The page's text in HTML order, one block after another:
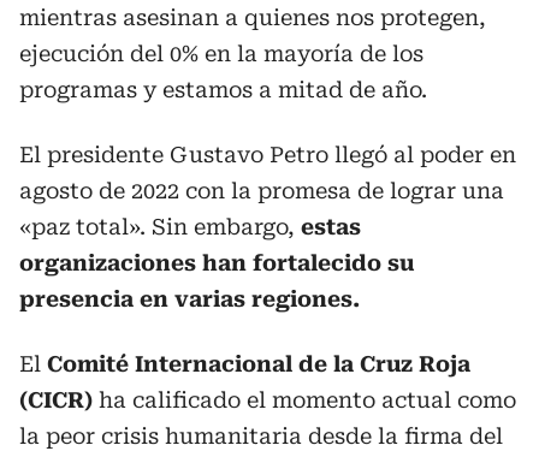
mientras asesinan a quienes nos protegen,
ejecución del 0% en la mayoría de los
programas y estamos a mitad de año.
El presidente Gustavo Petro llegó al poder en
agosto de 2022 con la promesa de lograr una
«paz total». Sin embargo, estas
organizaciones han fortalecido su
presencia en varias regiones.
El Comité Internacional de la Cruz Roja
(CICR) ha calificado el momento actual como
la peor crisis humanitaria desde la firma del